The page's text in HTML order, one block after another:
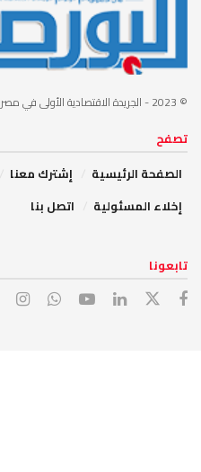
© 2023 - الجريدة الاقتصادية الأولى في مصر
تصفح
الصفحة الرئيسية
إشترك معنا
إخلاء المسئولية
اتصل بنا
تابعونا